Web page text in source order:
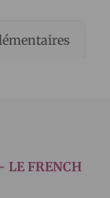
FRENCH